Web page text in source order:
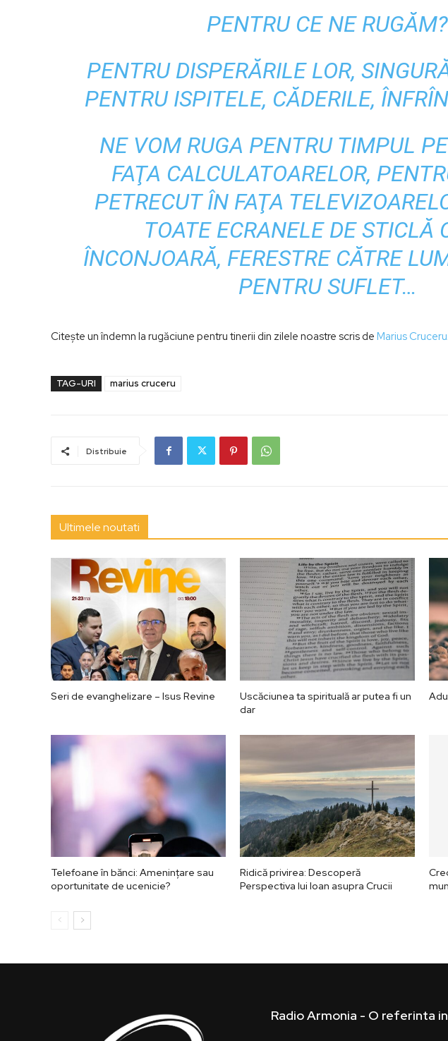
PENTRU CE NE RUGĂM?
PENTRU DISPERĂRILE LOR,
PENTRU ISPITELE, CĂDERILE,
NE VOM RUGA PENTRU TIMPUL
FAŢA CALCULATOARELOR,
PETRECUT ÎN FAŢA
TOATE ECRANELE DE STICLĂ
ÎNCONJOARĂ, FERESTRE CĂTRE
PENTRU SUFLET…
Citeşte un îndemn la rugăciune pentru tinerii din zilele noastre scris de Marius Cruceru
TAG-URI marius cruceru
Distribuie
Ultimele noutati
Seri de evanghelizare – Isus Revine
Uscăciunea ta spirituală ar putea fi un
dar
Telefoane în bănci: Amenințare sau
oportunitate de ucenicie?
Ridică privirea: Descoperă
Perspectiva lui Ioan asupra Crucii
Radio Armonia - O referinta